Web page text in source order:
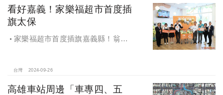
看好嘉義！家樂福超市首度插
旗太保
家樂福超市首度插旗嘉義縣！翁章
台灣 2024-09-26
高雄車站周邊「車專四、五